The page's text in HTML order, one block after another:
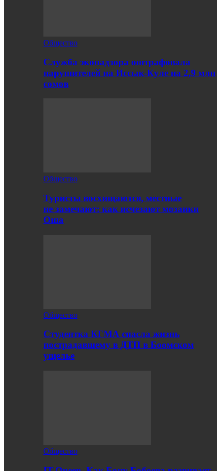
Общество
Служба эконадзора оштрафовала
нарушителей на Иссык-Куле на 2,9 млн
сомов
Общество
Туристы восхищаются, местные
не замечают: как исчезают мозаики
Оша
Общество
Студентка КГМА спасла жизнь
пострадавшему в ДТП в Боомском
ущелье
Общество